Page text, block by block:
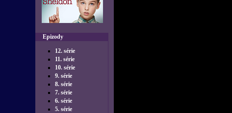
Epizody
12. série
11. série
10. série
9. série
8. série
7. série
6. série
5. série